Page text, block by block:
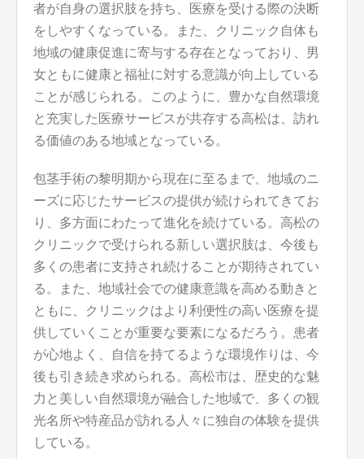
者が自身の選択肢を持ち、医療を受ける際の決断
をしやすくなっている。また、クリニック自体も
地域の健康促進に寄与する存在となっており、男
女ともに健康と福祉に対する意識が向上している
ことが感じられる。このように、豊かな自然環境
と充実した医療サービスが共存する高松は、訪れ
る価値のある地域となっている。
包茎手術の黎明期から現在に至るまで、地域のニ
ーズに応じたサービスの提供が続けられてきてお
り、多方面にわたって進化を続けている。高松の
クリニックで受けられる新しい選択肢は、今後も
多くの患者に支持され続けることが期待されてい
る。また、地域社会での健康意識を高める動きと
ともに、クリニックはより利便性の高い医療を提
供していくことが重要な要素になるだろう。患者
が心地よく、自信を持てるような環境作りは、今
後も引き続き求められる。高松市は、歴史的な魅
力と美しい自然環境が融合した地域で、多くの観
光名所や特産品が訪れる人々に独自の体験を提供
している。